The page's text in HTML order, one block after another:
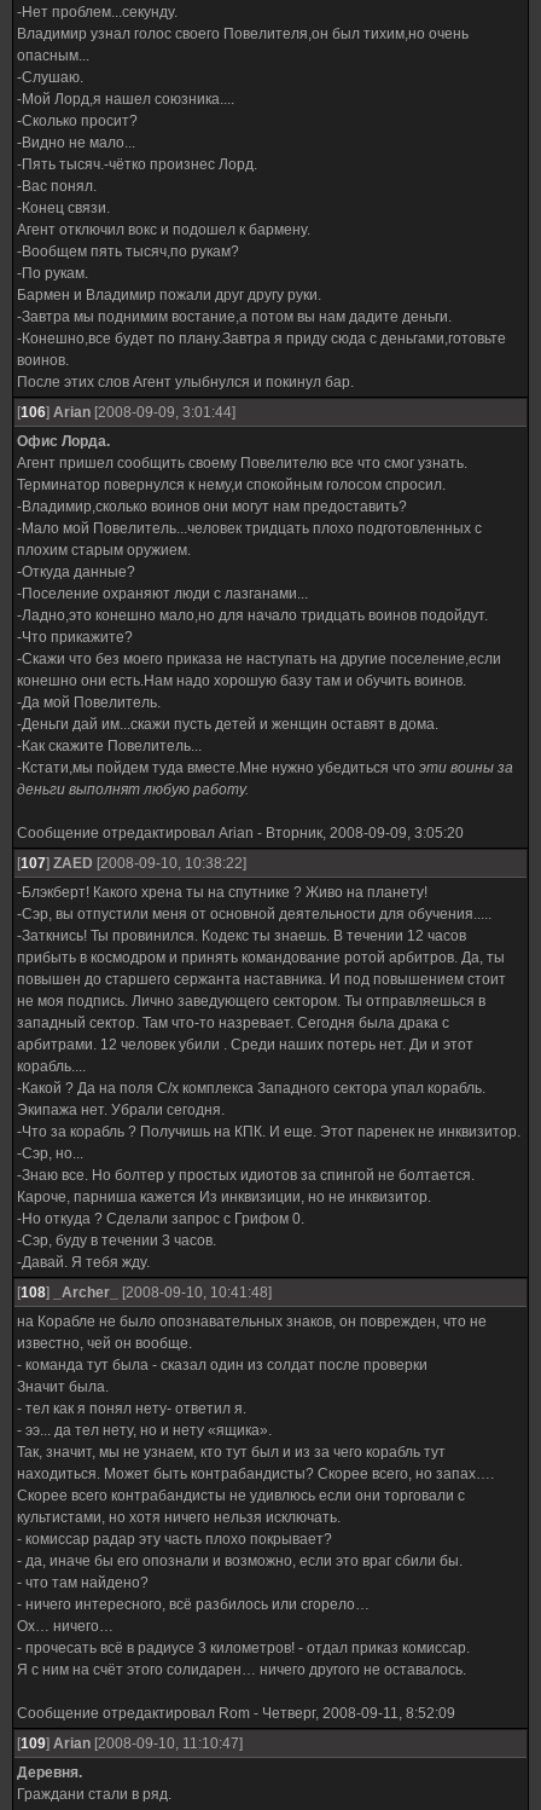
-Нет проблем...секунду.
Владимир узнал голос своего Повелителя,он был тихим,но очень
опасным...
-Слушаю.
-Мой Лорд,я нашел союзника....
-Сколько просит?
-Видно не мало...
-Пять тысяч.-чётко произнес Лорд.
-Вас понял.
-Конец связи.
Агент отключил вокс и подошел к бармену.
-Вообщем пять тысяч,по рукам?
-По рукам.
Бармен и Владимир пожали друг другу руки.
-Завтра мы поднимим востание,а потом вы нам дадите деньги.
-Конешно,все будет по плану.Завтра я приду сюда с деньгами,готовьте
воинов.
После этих слов Агент улыбнулся и покинул бар.
[106] Arian [2008-09-09, 3:01:44]
Офис Лорда.
Агент пришел сообщить своему Повелителю все что смог узнать.
Терминатор повернулся к нему,и спокойным голосом спросил.
-Владимир,сколько воинов они могут нам предоставить?
-Мало мой Повелитель...человек тридцать плохо подготовленных с
плохим старым оружием.
-Откуда данные?
-Поселение охраняют люди с лазганами...
-Ладно,это конешно мало,но для начало тридцать воинов подойдут.
-Что прикажите?
-Скажи что без моего приказа не наступать на другие поселение,если
конешно они есть.Нам надо хорошую базу там и обучить воинов.
-Да мой Повелитель.
-Деньги дай им...скажи пусть детей и женщин оставят в дома.
-Как скажите Повелитель...
-Кстати,мы пойдем туда вместе.Мне нужно убедиться что эти воины за
деньги выполнят любую работу.
Сообщение отредактировал Arian - Вторник, 2008-09-09, 3:05:20
[107] ZAED [2008-09-10, 10:38:22]
-Блэкберт! Какого хрена ты на спутнике ? Живо на планету!
-Сэр, вы отпустили меня от основной деятельности для обучения.....
-Заткнись! Ты провинился. Кодекс ты знаешь. В течении 12 часов
прибыть в космодром и принять командование ротой арбитров. Да, ты
повышен до старшего сержанта наставника. И под повышением стоит
не моя подпись. Лично заведующего сектором. Ты отправляешься в
западный сектор. Там что-то назревает. Сегодня была драка с
арбитрами. 12 человек убили . Среди наших потерь нет. Ди и этот
корабль....
-Какой ? Да на поля С/х комплекса Западного сектора упал корабль.
Экипажа нет. Убрали сегодня.
-Что за корабль ? Получишь на КПК. И еще. Этот паренек не инквизитор.
-Сэр, но...
-Знаю все. Но болтер у простых идиотов за спингой не болтается.
Кароче, парниша кажется Из инквизиции, но не инквизитор.
-Но откуда ? Сделали запрос с Грифом 0.
-Сэр, буду в течении 3 часов.
-Давай. Я тебя жду.
[108] _Archer_
[2008-09-10, 10:41:48]
на Корабле не было опознавательных знаков, он поврежден, что не
известно, чей он вообще.
- команда тут была - сказал один из солдат после проверки
Значит была.
- тел как я понял нету- ответил я.
- ээ... да тел нету, но и нету «ящика».
Так, значит, мы не узнаем, кто тут был и из за чего корабль тут
находиться. Может быть контрабандисты? Скорее всего, но запах….
Скорее всего контрабандисты не удивлюсь если они торговали с
культистами, но хотя ничего нельзя исключать.
- комиссар радар эту часть плохо покрывает?
- да, иначе бы его опознали и возможно, если это враг сбили бы.
- что там найдено?
- ничего интересного, всё разбилось или сгорело…
Ох… ничего…
- прочесать всё в радиусе 3 километров! - отдал приказ комиссар.
Я с ним на счёт этого солидарен… ничего другого не оставалось.
Сообщение отредактировал Rom - Четверг, 2008-09-11, 8:52:09
[109] Arian [2008-09-10, 11:10:47]
Деревня.
Граждани стали в ряд.